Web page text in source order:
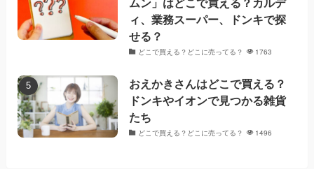
ィ、業務スーパー、ドンキで探
せる？
どこで買える？どこに売ってる？ 1763
おえかきさんはどこで買える？
ドンキやイオンで見つかる雑貨
たち
どこで買える？どこに売ってる？ 1496